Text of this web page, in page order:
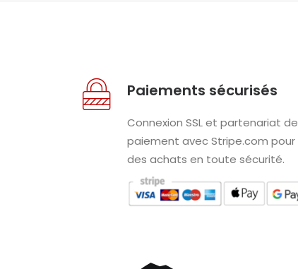
Paiements sécurisés
Connexion SSL et partenariat de
paiement avec Stripe.com pour
des achats en toute sécurité.